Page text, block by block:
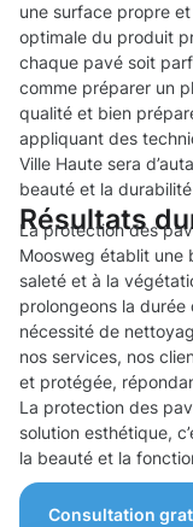
une surface propre
optimale du produit
chaque pavé soit
comme préparer un
qualité et bien
appliquant des
Ville Haute sera
beauté et la
Résultats
La protection des
Moosweg établit une
saleté et à la
prolongeons la
nécessité de
nos services, nos
et protégée,
La protection des
solution esthétique,
la beauté et la
Consultation